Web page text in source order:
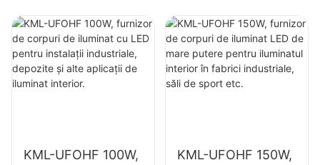
KML-UFOHF 100W,
KML-UFOHF 150W,